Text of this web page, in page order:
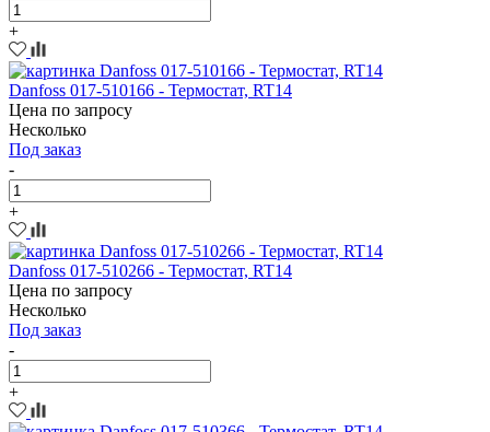
+
Danfoss 017-510166 - Термостат, RT14
Цена по запросу
Несколько
Под заказ
-
+
Danfoss 017-510266 - Термостат, RT14
Цена по запросу
Несколько
Под заказ
-
+